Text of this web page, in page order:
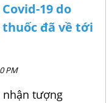
19 do
đã về tới
PM
nhận tượng